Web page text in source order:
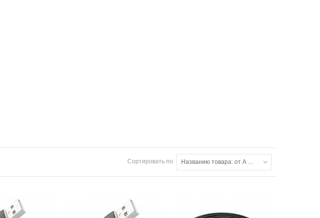
Сортировать по Названию товара: от А до Я